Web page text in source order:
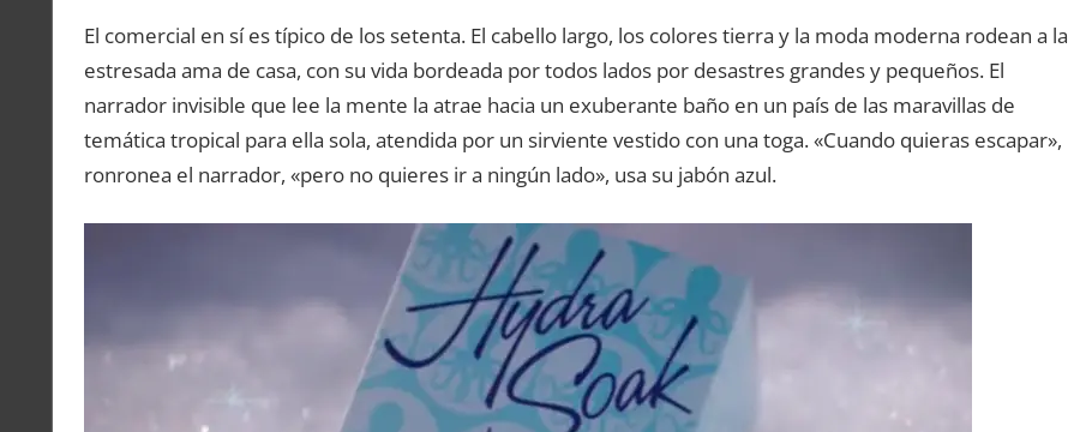
El comercial en sí es típico de los setenta. El cabello largo, los colores tierra y la moda moderna rodean a la
estresada ama de casa, con su vida bordeada por todos lados por desastres grandes y pequeños. El
narrador invisible que lee la mente la atrae hacia un exuberante baño en un país de las maravillas de
temática tropical para ella sola, atendida por un sirviente vestido con una toga. «Cuando quieras escapar»,
ronronea el narrador, «pero no quieres ir a ningún lado», usa su jabón azul.